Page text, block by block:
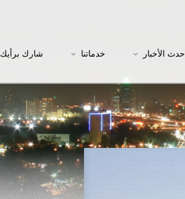
أحدث الأخبار خدماتنا شارك برأيك